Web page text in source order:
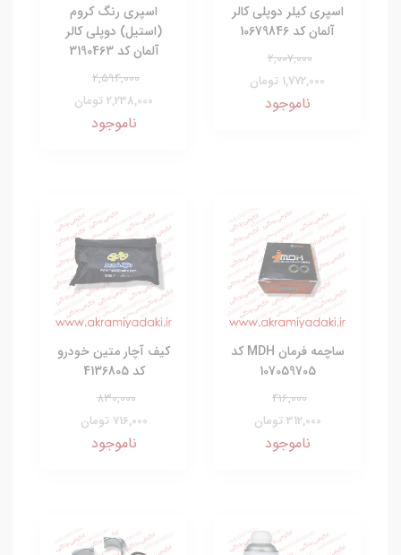
اسپری کیلر دوپلی کالر
آلمان کد 10679846
2,007,000
1,772,000 تومان
ناموجود
اسپری رنگ کروم
(استیل) دوپلی کالر
آلمان کد 3190463
2,594,000
2,238,000 تومان
ناموجود
ساچمه فرمان MDH کد
107059705
416,000
312,000 تومان
ناموجود
کیف آچار متین خودرو
کد 4136805
830,000
716,000 تومان
ناموجود